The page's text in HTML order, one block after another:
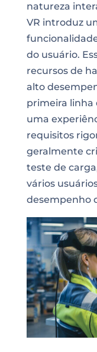
natureza
VR introduz
do usuário.
recursos de
alto
primeira linha
uma
requisitos
geralmente
teste de
vários
desempenho